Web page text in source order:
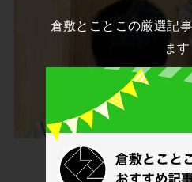
写真提供：みず
倉敷とことこの厳選記
ます